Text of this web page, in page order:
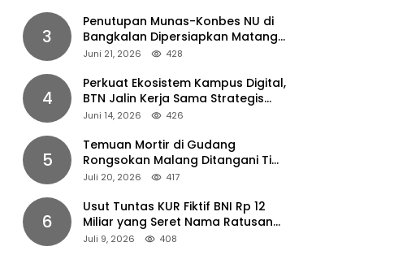
3
Penutupan Munas-Konbes NU di
Bangkalan Dipersiapkan Matang,
Gus Ipul Turun Tangan
Juni 21, 2026 428
4
Perkuat Ekosistem Kampus Digital,
BTN Jalin Kerja Sama Strategis
dengan UNAIR
Juni 14, 2026 426
5
Temuan Mortir di Gudang
Rongsokan Malang Ditangani Tim
Gegana Polda Jatim
Juli 20, 2026 417
6
Usut Tuntas KUR Fiktif BNI Rp 12
Miliar yang Seret Nama Ratusan
Petani Jember
Juli 9, 2026 408